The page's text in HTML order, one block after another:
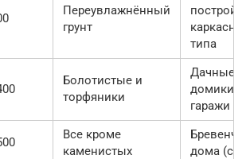
Переувлажнённый
грунт
постройки
типа
Болотистые и
торфяники
Дачные
домики,
гаражи
Все кроме
каменистых
дома